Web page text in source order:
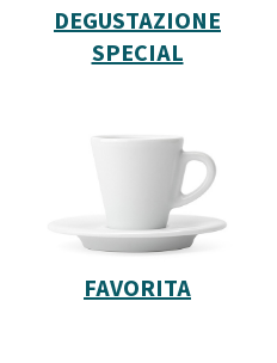
DEGUSTAZIONE
SPECIAL
FAVORITA